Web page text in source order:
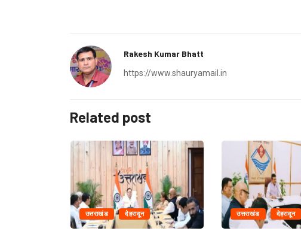
Rakesh Kumar Bhatt
https://www.shauryamail.in
Related post
उत्तराखंड देहरादून उत्तराखंड देहरादून